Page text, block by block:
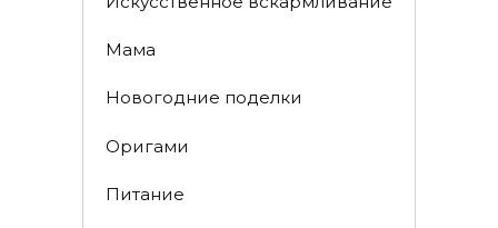
Мама
Новогодние поделки
Оригами
Питание